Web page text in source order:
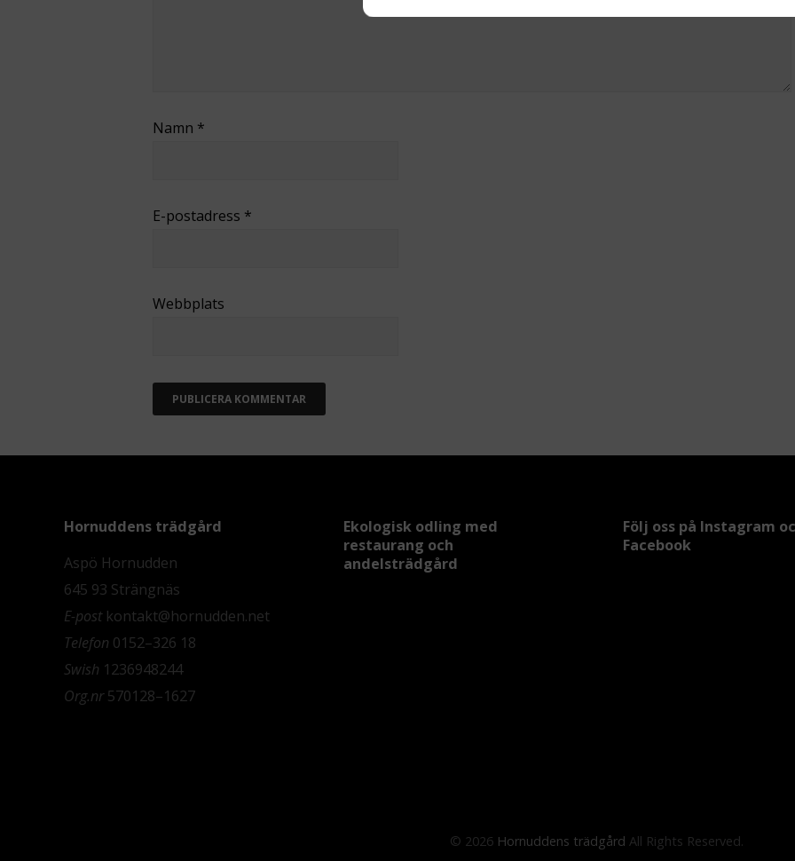
Namn *
E-postadress *
Webbplats
Hornuddens trädgård
Aspö Hornudden
645 93 Strängnäs
E-postkontakt@hornudden.net
Telefon 0152–326 18
Swish 1236948244
Org.nr570128–1627
Ekologisk odling med
restaurang och
andelsträdgård
Följ oss på Instagram
Facebook
© 2026 Hornuddens trädgård All Rights Reserved.